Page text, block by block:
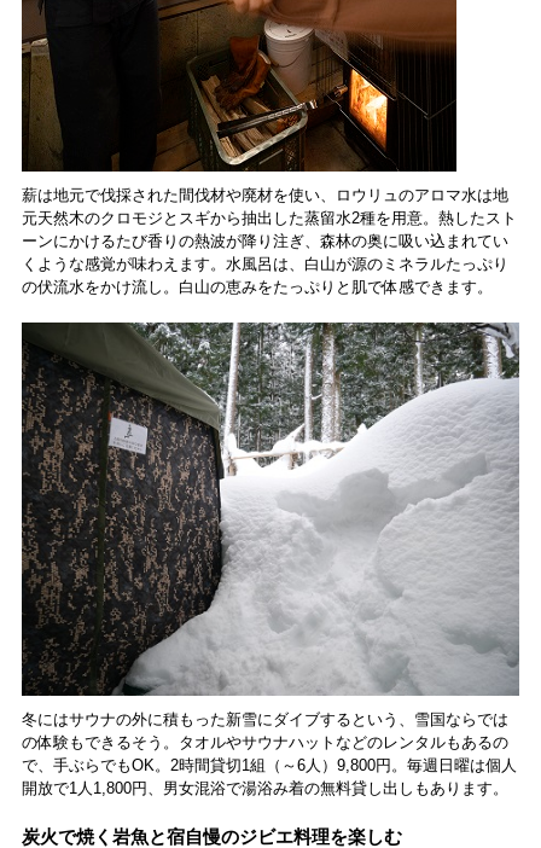
薪は地元で伐採された間伐材や廃材を使い、ロウリュのアロマ水は地
元天然木のクロモジとスギから抽出した蒸留水2種を用意。熱したスト
ーンにかけるたび香りの熱波が降り注ぎ、森林の奥に吸い込まれてい
くような感覚が味わえます。水風呂は、白山が源のミネラルたっぷり
の伏流水をかけ流し。白山の恵みをたっぷりと肌で体感できます。
冬にはサウナの外に積もった新雪にダイブするという、雪国ならでは
の体験もできるそう。タオルやサウナハットなどのレンタルもあるの
で、手ぶらでもOK。2時間貸切1組（～6人）9,800円。毎週日曜は個人
開放で1人1,800円、男女混浴で湯浴み着の無料貸し出しもあります。
炭火で焼く岩魚と宿自慢のジビエ料理を楽しむ